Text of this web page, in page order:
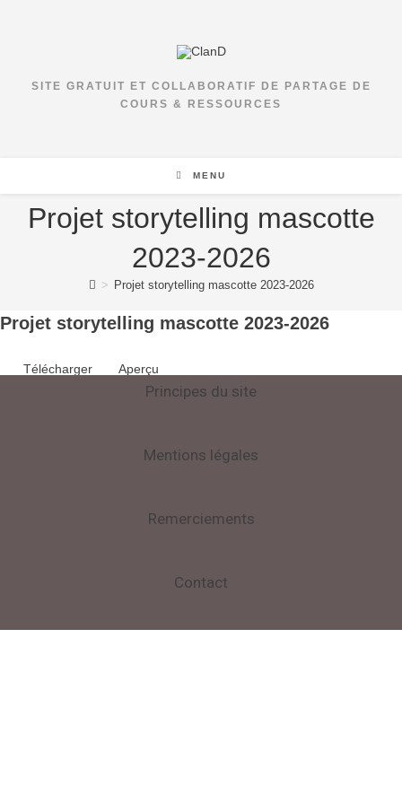
SITE GRATUIT ET COLLABORATIF DE PARTAGE DE
COURS & RESSOURCES
MENU
Projet storytelling mascotte
2023-2026
> Projet storytelling mascotte 2023-2026
Projet storytelling mascotte 2023-2026
Télécharger Aperçu
Principes du site
Mentions légales
Remerciements
Contact